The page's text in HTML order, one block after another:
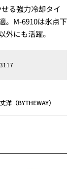
る強力冷却タイ
。M-6910は氷点下
にも活躍。
（BYTHEWAY）